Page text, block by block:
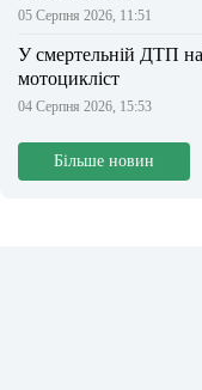
05 Серпня 2026, 11:51
У смертельній ДТП
мотоцикліст
04 Серпня 2026, 15:53
Більше новин